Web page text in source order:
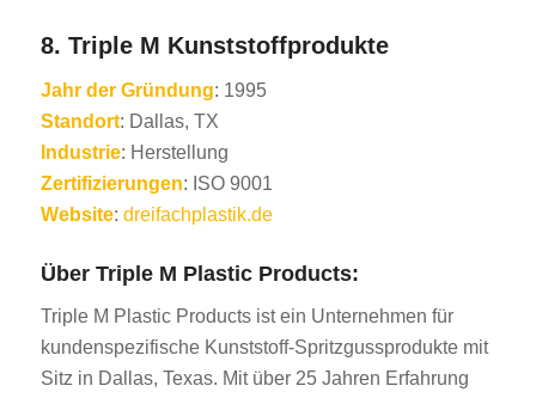
8. Triple M Kunststoffprodukte
Jahr der Gründung: 1995
Standort: Dallas, TX
Industrie: Herstellung
Zertifizierungen: ISO 9001
Website: dreifachplastik.de
Über Triple M Plastic Products:
Triple M Plastic Products ist ein Unternehmen für
kundenspezifische Kunststoff-Spritzgussprodukte mit
Sitz in Dallas, Texas. Mit über 25 Jahren Erfahrung